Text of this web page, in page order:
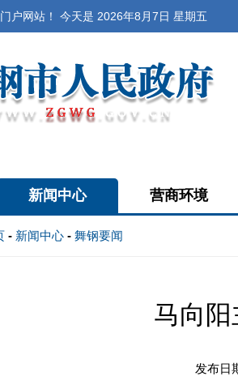
户网站！ 今天是 2026年8月7日 星期五
新闻中心 营商环境
- 新闻中心 - 舞钢要闻
马向
发布日